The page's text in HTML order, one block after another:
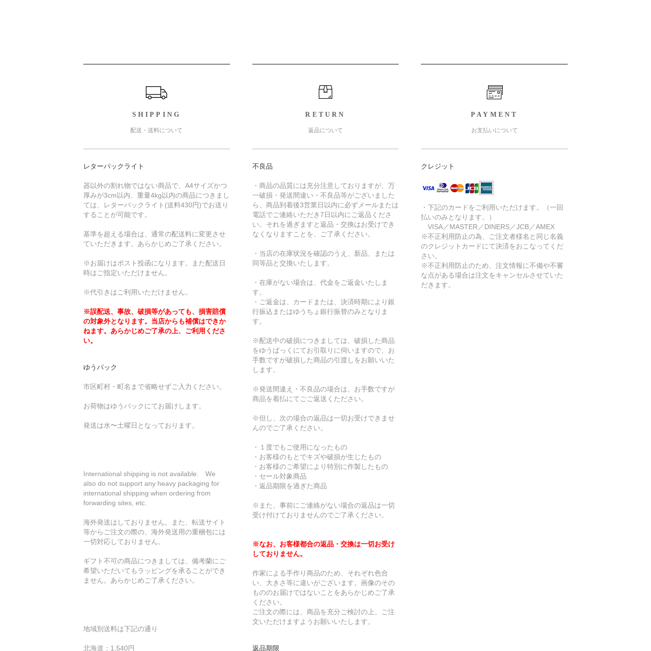
SHIPPING
配送・送料について
レターパックライト
器以外の割れ物ではない商品で、A4サイズかつ
厚みが3cm以内、重量4kg以内の商品につきまし
ては、レターパックライト(送料430円)でお送り
することが可能です。
基準を超える場合は、通常の配送料に変更させ
ていただきます。あらかじめご了承ください。
※お届けはポスト投函になります。また配送日
時はご指定いただけません。
※代引きはご利用いただけません。
※誤配送、事故、破損等があっても、損害賠償
の対象外となります。当店からも補償はできか
ねます。あらかじめご了承の上、ご利用くださ
い。
ゆうパック
市区町村・町名まで省略せずご入力ください。
お荷物はゆうパックにてお届けします。
発送は水〜土曜日となっております。
International shipping is not available. We
also do not support any heavy packaging for
international shipping when ordering from
forwarding sites, etc.
海外発送はしておりません。また、転送サイト
等からご注文の際の、海外発送用の重梱包には
一切対応しておりません。
ギフト不可の商品につきましては、備考蘭にご
希望いただいてもラッピングを承ることができ
ません。あらかじめご了承ください。
地域別送料は下記の通り
北海道：1,540円
RETURN
返品について
不良品
・商品の品質には充分注意しておりますが、万
一破損・発送間違い・不良品等がございました
ら、商品到着後3営業日以内に必ずメールまたは
電話でご連絡いただき7日以内にご返品くださ
い。それを過ぎますと返品・交換はお受けでき
なくなりますことを、ご了承ください。
・当店の在庫状況を確認のうえ、新品、または
同等品と交換いたします。
・在庫がない場合は、代金をご返金いたしま
す。
・ご返金は、カードまたは、決済時期により銀
行振込またはゆうちょ銀行振替のみとなりま
す。
※配送中の破損につきましては、破損した商品
をゆうぱっくにてお引取りに伺いますので、お
手数ですが破損した商品の引渡しをお願いいた
します。
※発送間違え・不良品の場合は、お手数ですが
商品を着払にてごご返送くたださい。
※但し、次の場合の返品は一切お受けできませ
んのでご了承ください。
・１度でもご使用になったもの
・お客様のもとでキズや破損が生じたもの
・お客様のご希望により特別に作製したもの
・セール対象商品
・返品期限を過ぎた商品
※また、事前にご連絡がない場合の返品は一切
受け付けておりませんのでご了承ください。
※なお、お客様都合の返品・交換は一切お受け
しておりません。
作家による手作り商品のため、それぞれ色合
い、大きさ等に違いがございます。画像のその
もののお届けではないことをあらかじめご了承
ください。
ご注文の際には、商品を充分ご検討の上、ご注
文いただけますようお願いいたします。
返品期限
PAYMENT
お支払いについて
クレジット
・下記のカードをご利用いただけます。（一回
払いのみとなります。）
VISA／MASTER／DINERS／JCB／AMEX
※不正利用防止の為、ご注文者様名と同じ名義
のクレジットカードにて決済をおこなってくだ
さい。
※不正利用防止のため、注文情報に不備や不審
な点がある場合は注文をキャンセルさせていた
だきます。